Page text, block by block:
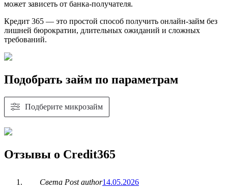
может зависеть от банка-получателя.
Кредит 365 — это простой способ получить онлайн-займ без
лишней бюрократии, длительных ожиданий и сложных
требований.
Подобрать займ по параметрам
Подберите микрозайм
Отзывы о Credit365
Света Post author14.05.2026